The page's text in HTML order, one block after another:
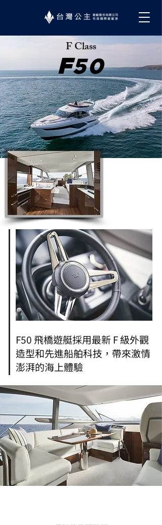
F50
F Class
F50 飛橋遊艇採用最新 F 級外觀
造型和先進船舶科技，帶來激情
澎湃的海上體驗